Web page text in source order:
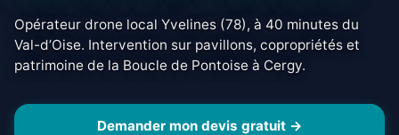
Opérateur drone local Yvelines (78), à 40 minutes du
Val-d’Oise. Intervention sur pavillons, copropriétés et
patrimoine de la Boucle de Pontoise à Cergy.
Demander mon devis gratuit →